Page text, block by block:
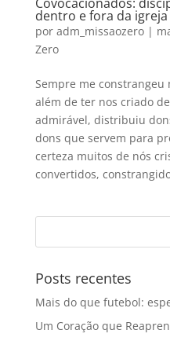
dentro e fora da igreja
por adm_missaozero|
Zero
Sempre me
além de ter nos criado
admirável, distribuiu
dons que servem para
certeza muitos de nós
convertidos,
Posts recentes
Mais do que futebol:
Um Coração que